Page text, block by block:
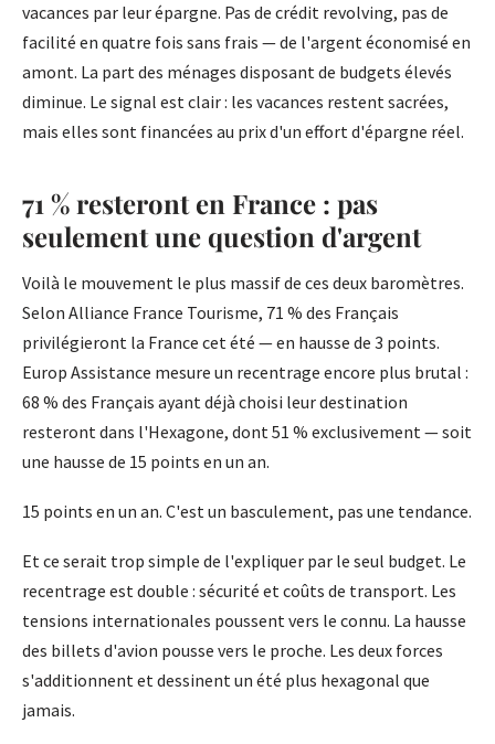
vacances par leur épargne. Pas de crédit revolving, pas de
facilité en quatre fois sans frais — de l'argent économisé en
amont. La part des ménages disposant de budgets élevés
diminue. Le signal est clair : les vacances restent sacrées,
mais elles sont financées au prix d'un effort d'épargne réel.
71 % resteront en France : pas
seulement une question d'argent
Voilà le mouvement le plus massif de ces deux baromètres.
Selon Alliance France Tourisme, 71 % des Français
privilégieront la France cet été — en hausse de 3 points.
Europ Assistance mesure un recentrage encore plus brutal :
68 % des Français ayant déjà choisi leur destination
resteront dans l'Hexagone, dont 51 % exclusivement — soit
une hausse de 15 points en un an.
15 points en un an. C'est un basculement, pas une tendance.
Et ce serait trop simple de l'expliquer par le seul budget. Le
recentrage est double : sécurité et coûts de transport. Les
tensions internationales poussent vers le connu. La hausse
des billets d'avion pousse vers le proche. Les deux forces
s'additionnent et dessinent un été plus hexagonal que
jamais.